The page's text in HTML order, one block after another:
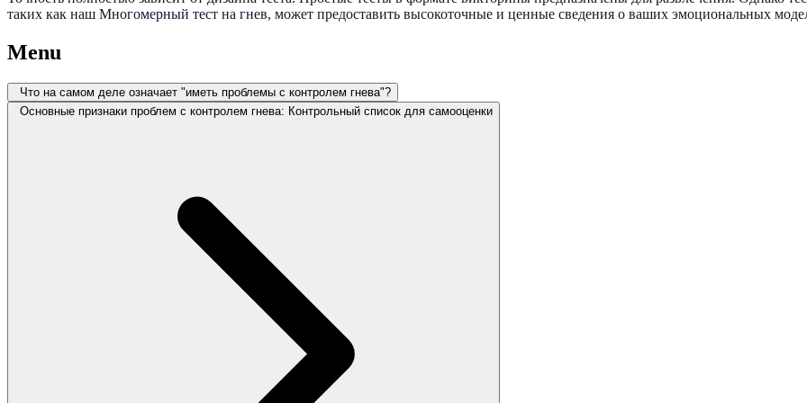
таких как наш Многомерный тест на гнев, может предоставить высокоточные и ценные сведения о ваших эмоциональных
Menu
Что на самом деле означает "иметь проблемы с контролем гнева"?
Основные признаки проблем с контролем гнева: Контрольный список для самооценки